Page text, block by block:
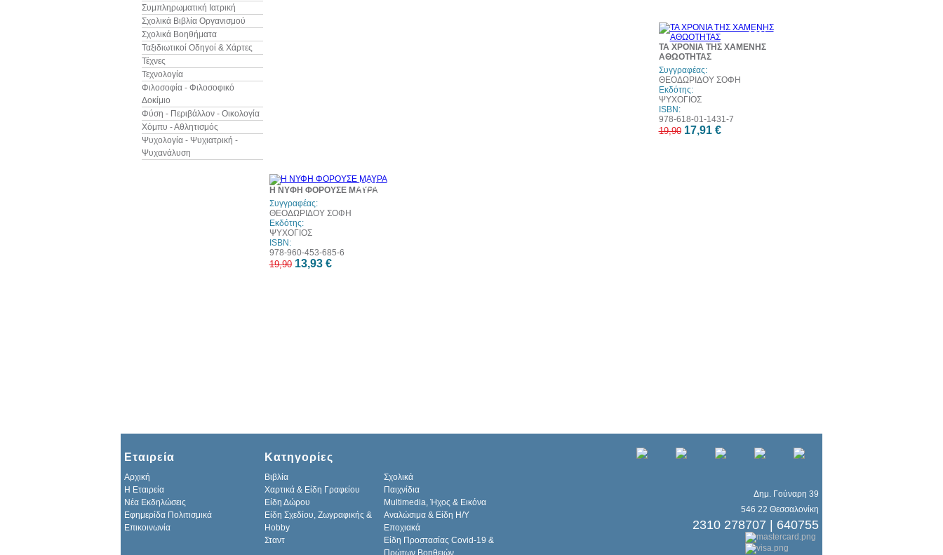
Συμπληρωματική Ιατρική
Σχολικά Βιβλία Οργανισμού
Σχολικά Βοηθήματα
Ταξιδιωτικοί Οδηγοί & Χάρτες
Τέχνες
Τεχνολογία
Φιλοσοφία - Φιλοσοφικό
Δοκίμιο
Φύση - Περιβάλλον - Οικολογία
Χόμπυ - Αθλητισμός
Ψυχολογία - Ψυχιατρική -
Ψυχανάλυση
10%
ΤΑ ΧΡΟΝΙΑ ΤΗΣ ΧΑΜΕΝΗΣ
ΑΘΩΟΤΗΤΑΣ
Συγγραφέας:
ΘΕΟΔΩΡΙΔΟΥ ΣΟΦΗ
Εκδότης:
ΨΥΧΟΓΙΟΣ
ISBN:
978-618-01-1431-7
19,90 17,91 €
30%
έκπτωση
Η ΝΥΦΗ ΦΟΡΟΥΣΕ ΜΑΥΡΑ
Συγγραφέας:
ΘΕΟΔΩΡΙΔΟΥ ΣΟΦΗ
Εκδότης:
ΨΥΧΟΓΙΟΣ
ISBN:
978-960-453-685-6
19,90 13,93 €
Εταιρεία
Αρχική
H Εταιρεία
Νέα Εκδηλώσεις
Εφημερίδα Πολιτισμικά
Επικοινωνία
Κατηγορίες
Βιβλία
Σχολικά
Χαρτικά & Είδη Γραφείου
Παιχνίδια
Είδη Δώρου
Multimedia, Ήχος & Εικόνα
Είδη Σχεδίου, Ζωγραφικής &
Hobby
Αναλώσιμα & Είδη Η/Υ
Εποχιακά
Σταντ
Είδη Προστασίας Covid-19 &
Πρώτων Βοηθειών
Δημ. Γούναρη 39
546 22 Θεσσαλονίκη
2310 278707 | 640755